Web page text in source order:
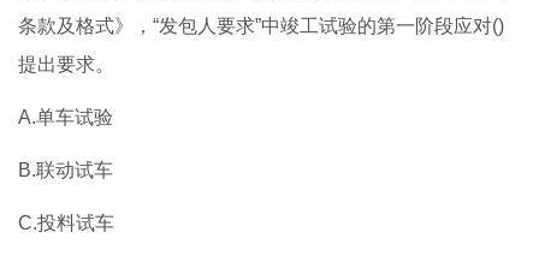
条款及格式》，“发包人要求”中竣工试验的第一阶段应对()
提出要求。
A.单车试验
B.联动试车
C.投料试车